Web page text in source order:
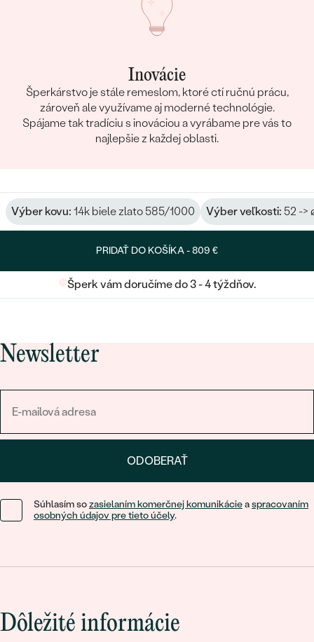
Inovácie
Šperkárstvo je stále remeslom, ktoré ctí ručnú prácu,
zároveň ale využívame aj moderné technológie.
Spájame tak tradíciu s inováciou a vyrábame pre vás to
najlepšie z každej oblasti.
Výber kovu: 14k biele zlato 585/1000 Výber veľkosti: 52 ->
PRIDAŤ DO KOŠÍKA -809 €
Šperk vám doručíme do 3 - 4 týždňov.
Newsletter
ODOBERAŤ
Súhlasím sozasielaním komerčnej komunikácieaspracovaním
osobných údajov pre tieto účely.
Dôležité informácie